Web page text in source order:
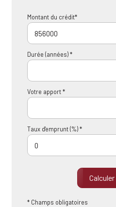
Montant du crédit*
Durée (années) *
Votre apport *
Taux d'emprunt (%) *
Calculer
* Champs obligatoires